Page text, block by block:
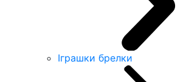
Іграшки брелки